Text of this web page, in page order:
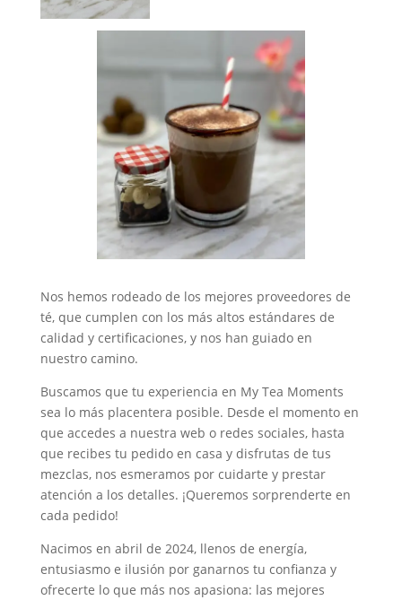
Nos hemos rodeado de los mejores proveedores de
té, que cumplen con los más altos estándares de
calidad y certificaciones, y nos han guiado en
nuestro camino.
Buscamos que tu experiencia en My Tea Moments
sea lo más placentera posible. Desde el momento en
que accedes a nuestra web o redes sociales, hasta
que recibes tu pedido en casa y disfrutas de tus
mezclas, nos esmeramos por cuidarte y prestar
atención a los detalles. ¡Queremos sorprenderte en
cada pedido!
Nacimos en abril de 2024, llenos de energía,
entusiasmo e ilusión por ganarnos tu confianza y
ofrecerte lo que más nos apasiona: las mejores